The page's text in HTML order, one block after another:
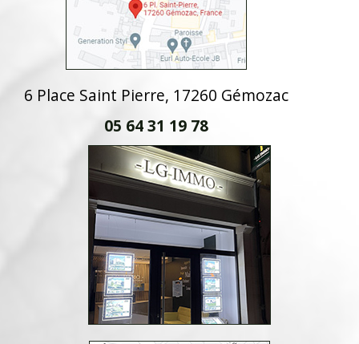
6 Place Saint Pierre, 17260 Gémozac
05 64 31 19 78